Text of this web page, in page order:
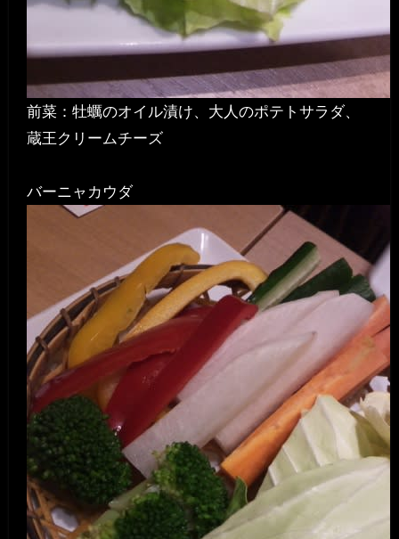
前菜：牡蠣のオイル漬け、大人のポテトサラダ、
蔵王クリームチーズ
バーニャカウダ